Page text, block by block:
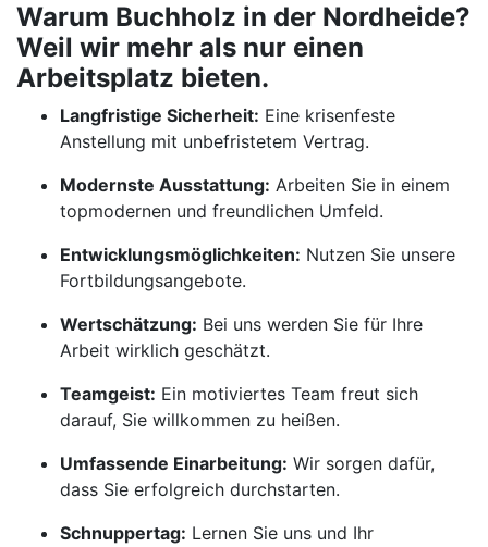
Warum Buchholz in der Nordheide?
Weil wir mehr als nur einen
Arbeitsplatz bieten.
Langfristige Sicherheit: Eine krisenfeste
Anstellung mit unbefristetem Vertrag.
Modernste Ausstattung: Arbeiten Sie in einem
topmodernen und freundlichen Umfeld.
Entwicklungsmöglichkeiten: Nutzen Sie unsere
Fortbildungsangebote.
Wertschätzung: Bei uns werden Sie für Ihre
Arbeit wirklich geschätzt.
Teamgeist: Ein motiviertes Team freut sich
darauf, Sie willkommen zu heißen.
Umfassende Einarbeitung: Wir sorgen dafür,
dass Sie erfolgreich durchstarten.
Schnuppertag: Lernen Sie uns und Ihr